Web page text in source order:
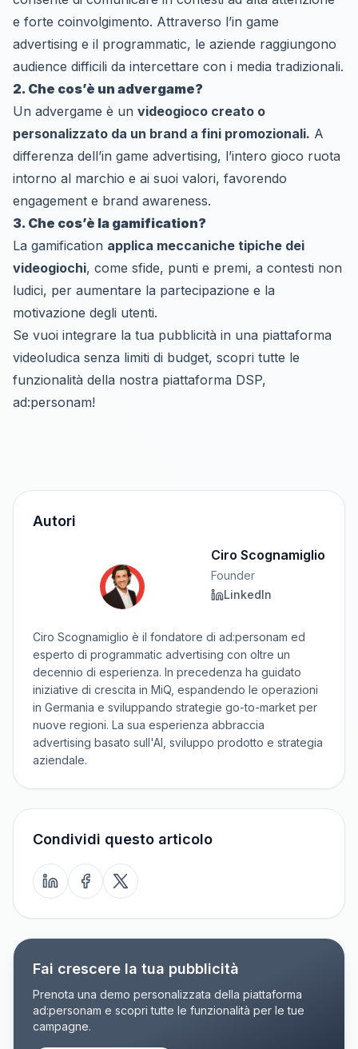
e forte coinvolgimento. Attraverso l’in game
advertising e il programmatic, le aziende raggiungono
audience difficili da intercettare con i media tradizionali.
2. Che cos’è un advergame?
Un advergame è un videogioco creato o
personalizzato da un brand a fini promozionali. A
differenza dell’in game advertising, l’intero gioco ruota
intorno al marchio e ai suoi valori, favorendo
engagement e brand awareness.
3. Che cos’è la gamification?
La gamification applica meccaniche tipiche dei
videogiochi, come sfide, punti e premi, a contesti non
ludici, per aumentare la partecipazione e la
motivazione degli utenti.
Se vuoi integrare la tua pubblicità in una piattaforma
videoludica senza limiti di budget, scopri tutte le
funzionalità della nostra piattaforma DSP,
ad:personam!
Autori
Ciro Scognamiglio
Founder
LinkedIn
Ciro Scognamiglio è il fondatore di ad:personam ed
esperto di programmatic advertising con oltre un
decennio di esperienza. In precedenza ha guidato
iniziative di crescita in MiQ, espandendo le operazioni
in Germania e sviluppando strategie go-to-market per
nuove regioni. La sua esperienza abbraccia
advertising basato sull'AI, sviluppo prodotto e strategia
aziendale.
Condividi questo articolo
Fai crescere la tua pubblicità
Prenota una demo personalizzata della piattaforma
ad:personam e scopri tutte le funzionalità per le tue
campagne.